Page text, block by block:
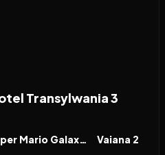
Transylwania 3
Super Mario Galaxy Film FILM
Vaiana 2